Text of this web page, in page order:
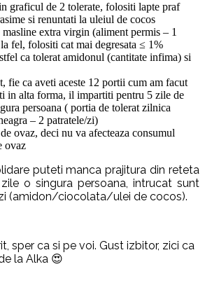
graficul de 2 tolerate, folositi lapte praf
si renuntati la uleiul de cocos
extra virgin (aliment permis – 1
fel, folositi cat mai degresata ≤ 1%
ca tolerat amidonul (cantitate infima) si
fie ca aveti aceste 12 portii cum am facut
in alta forma, il impartiti pentru 5 zile de
persoana ( portia de tolerat zilnica
– 2 patratele/zi)
ovaz, deci nu va afecteaza consumul
ovaz
puteti manca prajitura din reteta
o singura persoana, intrucat sunt
(amidon/ciocolata/ulei de cocos).
sper ca si pe voi. Gust izbitor, zici ca
la Alka 😍